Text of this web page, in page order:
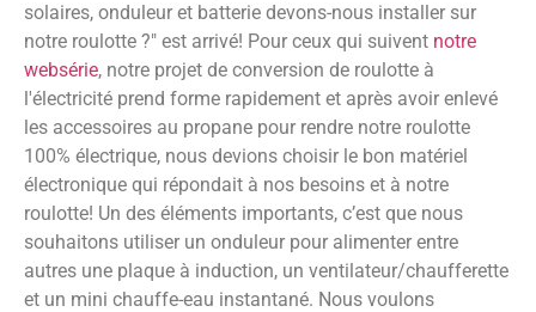
solaires, onduleur et batterie devons-nous installer sur
notre roulotte ?" est arrivé! Pour ceux qui suivent notre
websérie, notre projet de conversion de roulotte à
l'électricité prend forme rapidement et après avoir enlevé
les accessoires au propane pour rendre notre roulotte
100% électrique, nous devions choisir le bon matériel
électronique qui répondait à nos besoins et à notre
roulotte! Un des éléments importants, c’est que nous
souhaitons utiliser un onduleur pour alimenter entre
autres une plaque à induction, un ventilateur/chaufferette
et un mini chauffe-eau instantané. Nous voulons